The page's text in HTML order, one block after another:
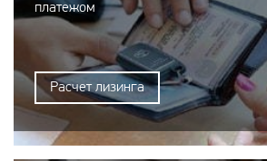
платежом
Расчет лизинга